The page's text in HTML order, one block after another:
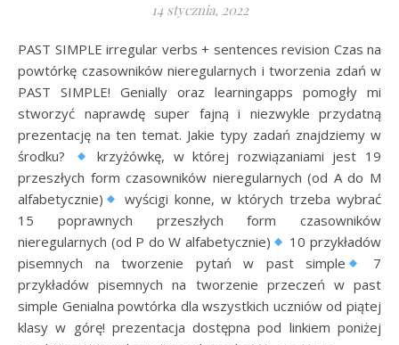
14 stycznia, 2022
PAST SIMPLE irregular verbs + sentences revision Czas na
powtórkę czasowników nieregularnych i tworzenia zdań w
PAST SIMPLE! Genially oraz learningapps pomogły mi
stworzyć naprawdę super fajną i niezwykle przydatną
prezentację na ten temat. Jakie typy zadań znajdziemy w
środku?
krzyżówkę, w której rozwiązaniami jest 19
przeszłych form czasowników nieregularnych (od A do M
alfabetycznie)
wyścigi konne, w których trzeba wybrać
15 poprawnych przeszłych form czasowników
nieregularnych (od P do W alfabetycznie)
10 przykładów
pisemnych na tworzenie pytań w past simple
7
przykładów pisemnych na tworzenie przeczeń w past
simple Genialna powtórka dla wszystkich uczniów od piątej
klasy w górę! prezentacja dostępna pod linkiem poniżej